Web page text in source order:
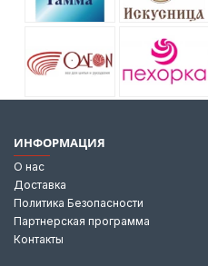
ИНФОРМАЦИЯ
О нас
Доставка
Политика Безопасности
Партнерская программа
Контакты